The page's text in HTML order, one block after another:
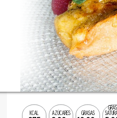
KCAL AZÚCARES GRASAS